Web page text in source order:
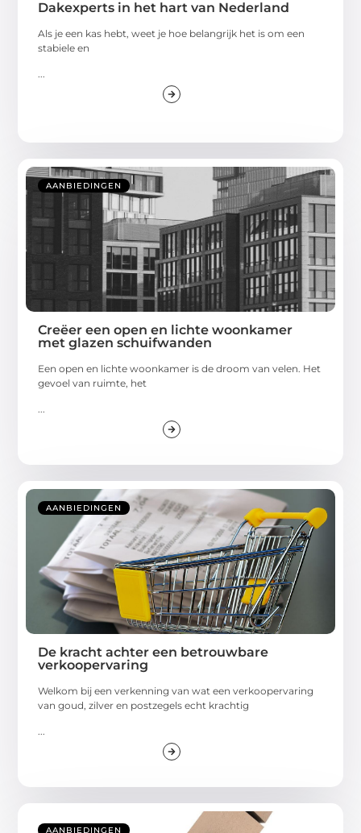
Dakexperts in het hart van Nederland
Als je een kas hebt, weet je hoe belangrijk het is om een
stabiele en
...
AANBIEDINGEN
Creëer een open en lichte woonkamer
met glazen schuifwanden
Een open en lichte woonkamer is de droom van velen. Het
gevoel van ruimte, het
...
AANBIEDINGEN
De kracht achter een betrouwbare
verkoopervaring
Welkom bij een verkenning van wat een verkoopervaring
van goud, zilver en postzegels echt krachtig
...
AANBIEDINGEN